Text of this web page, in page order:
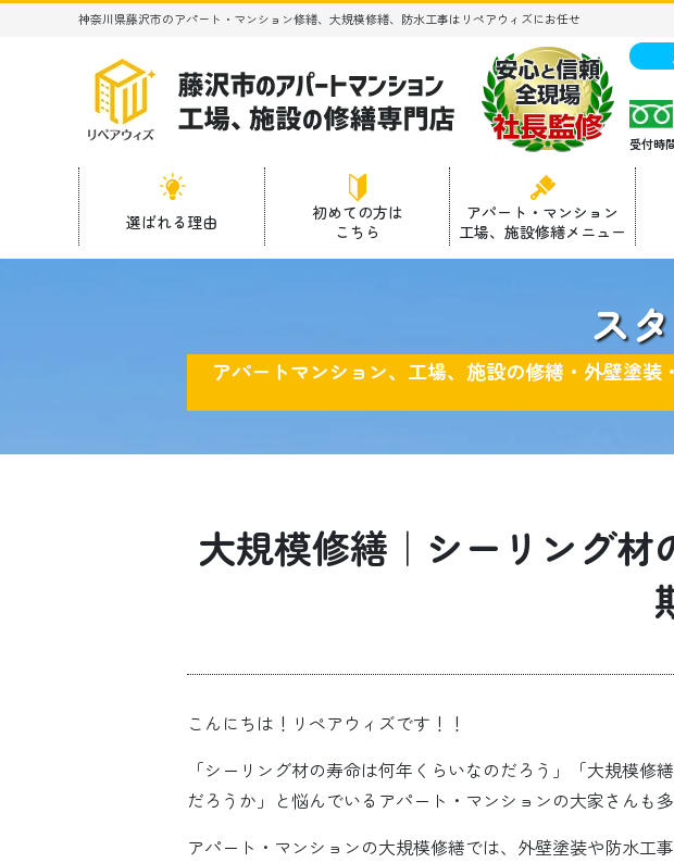
神奈川県藤沢市のアパート・マンション修繕、大規模修繕、防水工事はリペアウィズにお任せ
受付時
選ばれる理由
初めての方は
こちら
アパート・マンション
工場、施設修繕メニュー
ス
アパートマンション、工場、施設の修繕・外壁塗
大規模修繕｜シーリング
こんにちは！リペアウィズです！！
「シーリング材の寿命は何年くらいなのだろう」「大規模
だろうか」と悩んでいるアパート・マンションの大家さんも
アパート・マンションの大規模修繕では、外壁塗装や防水工